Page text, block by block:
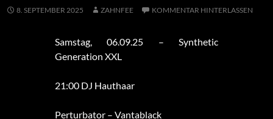
8. SEPTEMBER 2025 ZAHNFEE KOMMENTAR HINTERLASSEN
Samstag, 06.09.25 – Synthetic
Generation XXL
21:00 DJ Hauthaar
Perturbator – Vantablack